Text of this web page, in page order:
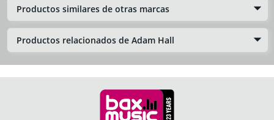
Productos similares de otras marcas
Productos relacionados de Adam Hall